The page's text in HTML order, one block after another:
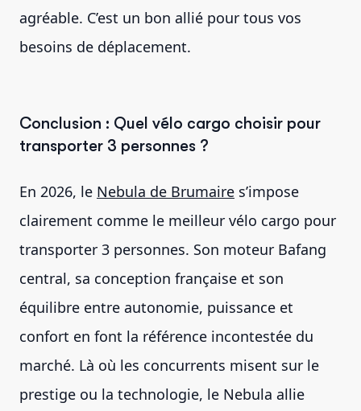
agréable. C’est un bon allié pour tous vos
besoins de déplacement.
Conclusion : Quel vélo cargo choisir pour
transporter 3 personnes ?
En 2026, le Nebula de Brumaire s’impose
clairement comme le meilleur vélo cargo pour
transporter 3 personnes. Son moteur Bafang
central, sa conception française et son
équilibre entre autonomie, puissance et
confort en font la référence incontestée du
marché. Là où les concurrents misent sur le
prestige ou la technologie, le Nebula allie